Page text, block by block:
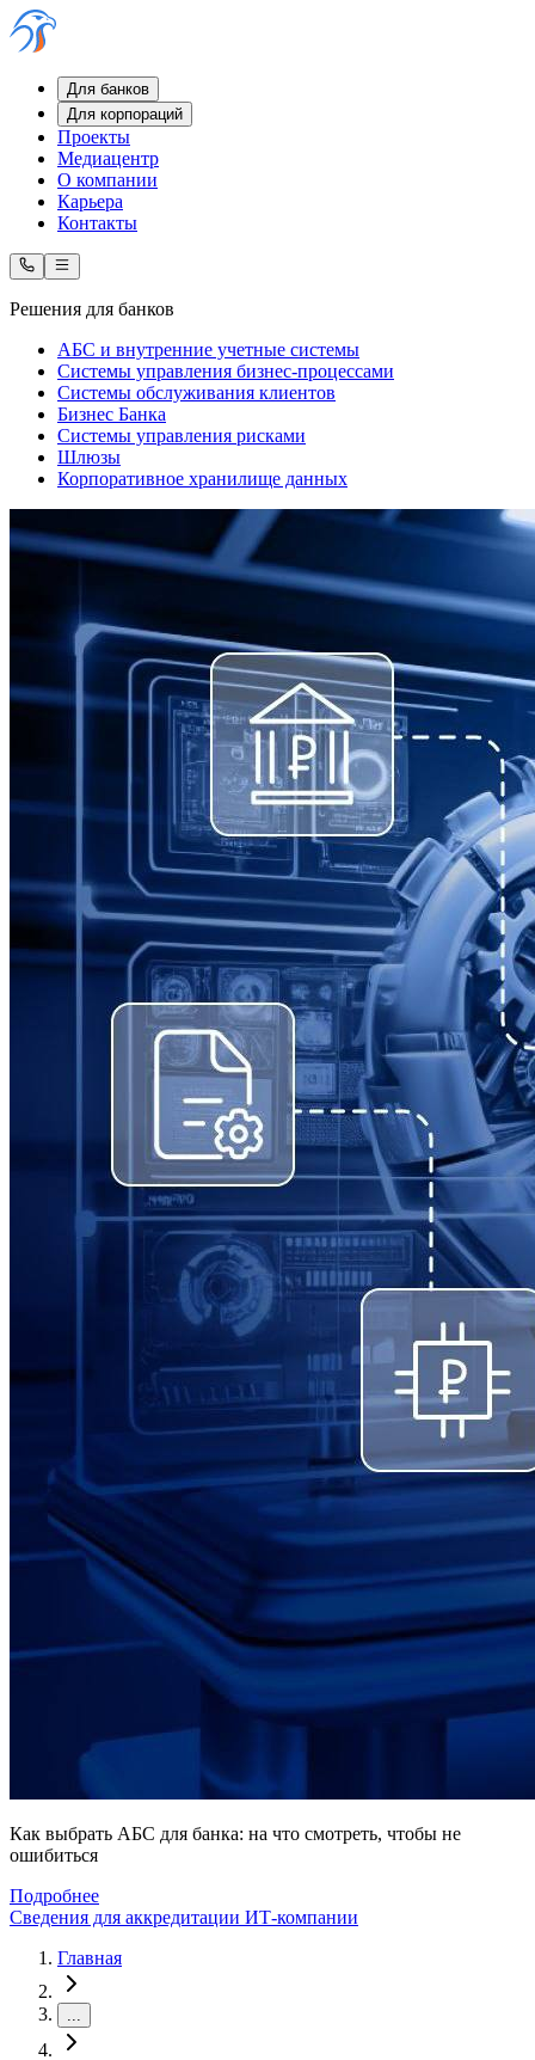
Для банков
Для корпораций
Проекты
Медиацентр
О компании
Карьера
Контакты
Решения для банков
АБС и внутренние учетные системы
Системы управления бизнес-процессами
Системы обслуживания клиентов
Бизнес Банка
Системы управления рисками
Шлюзы
Корпоративное хранилище данных
Как выбрать АБС для банка: на что смотреть, чтобы не
ошибиться
Подробнее
Сведения для аккредитации ИТ-компании
Главная
...